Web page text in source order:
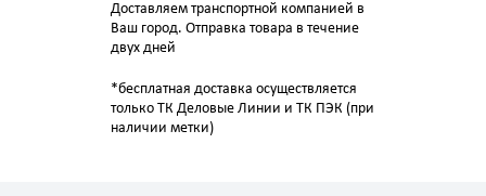
Доставляем транспортной компанией в
Ваш город. Отправка товара в течение
двух дней
*бесплатная доставка осуществляется
только ТК Деловые Линии и ТК ПЭК (при
наличии метки)